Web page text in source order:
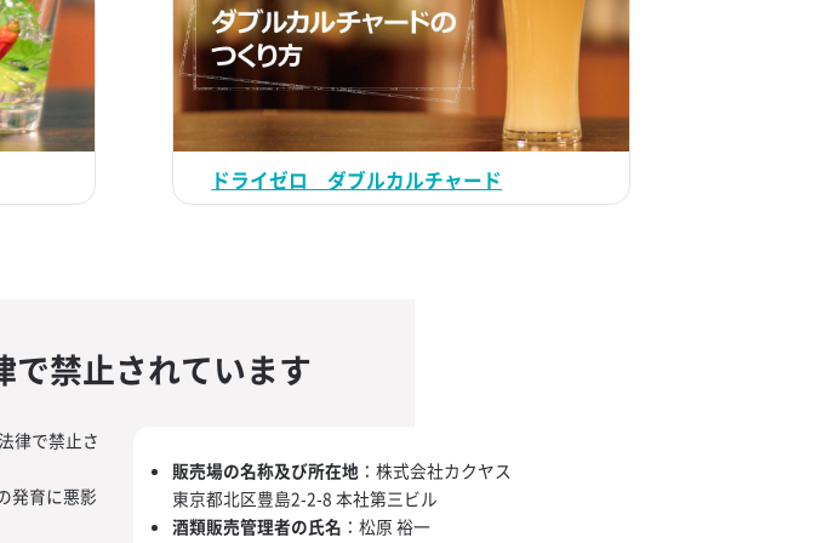
ドライゼロ ダブルカルチャード
禁止されています
律で禁止さ
発育に悪影
販売場の名称及び所在地 ：株式会社カクヤス
東京都北区豊島2-2-8 本社第三ビル
酒類販売管理者の氏名 ：松原 裕一